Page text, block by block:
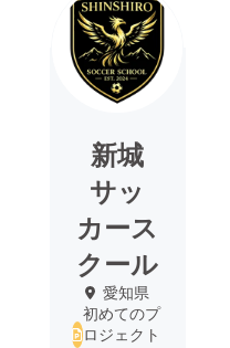
新城
サッ
カース
クール
愛知県
初めてのプ
ロジェクト